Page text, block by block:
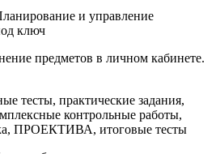
и управление
ключ
предметов в личном кабинете.
тесты, практические задания,
контрольные работы,
ПРОЕКТИВА, итоговые тесты